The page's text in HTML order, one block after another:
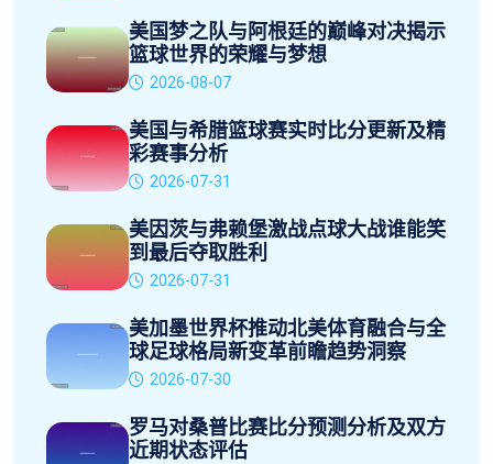
美国梦之队与阿根廷的巅峰对决揭示
篮球世界的荣耀与梦想
2026-08-07
美国与希腊篮球赛实时比分更新及精
彩赛事分析
2026-07-31
美因茨与弗赖堡激战点球大战谁能笑
到最后夺取胜利
2026-07-31
美加墨世界杯推动北美体育融合与全
球足球格局新变革前瞻趋势洞察
2026-07-30
罗马对桑普比赛比分预测分析及双方
近期状态评估